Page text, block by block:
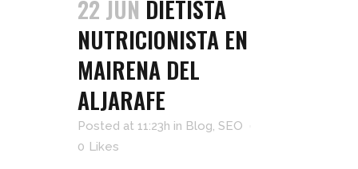
22 JUN DIETISTA
NUTRICIONISTA EN
MAIRENA DEL
ALJARAFE
Posted at 11:23h in Blog, SEO
0 Likes